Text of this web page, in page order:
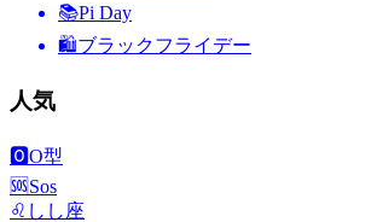
📚Pi Day
🛍ブラックフライデー
人気
🅾️O型
🆘Sos
♌ しし座